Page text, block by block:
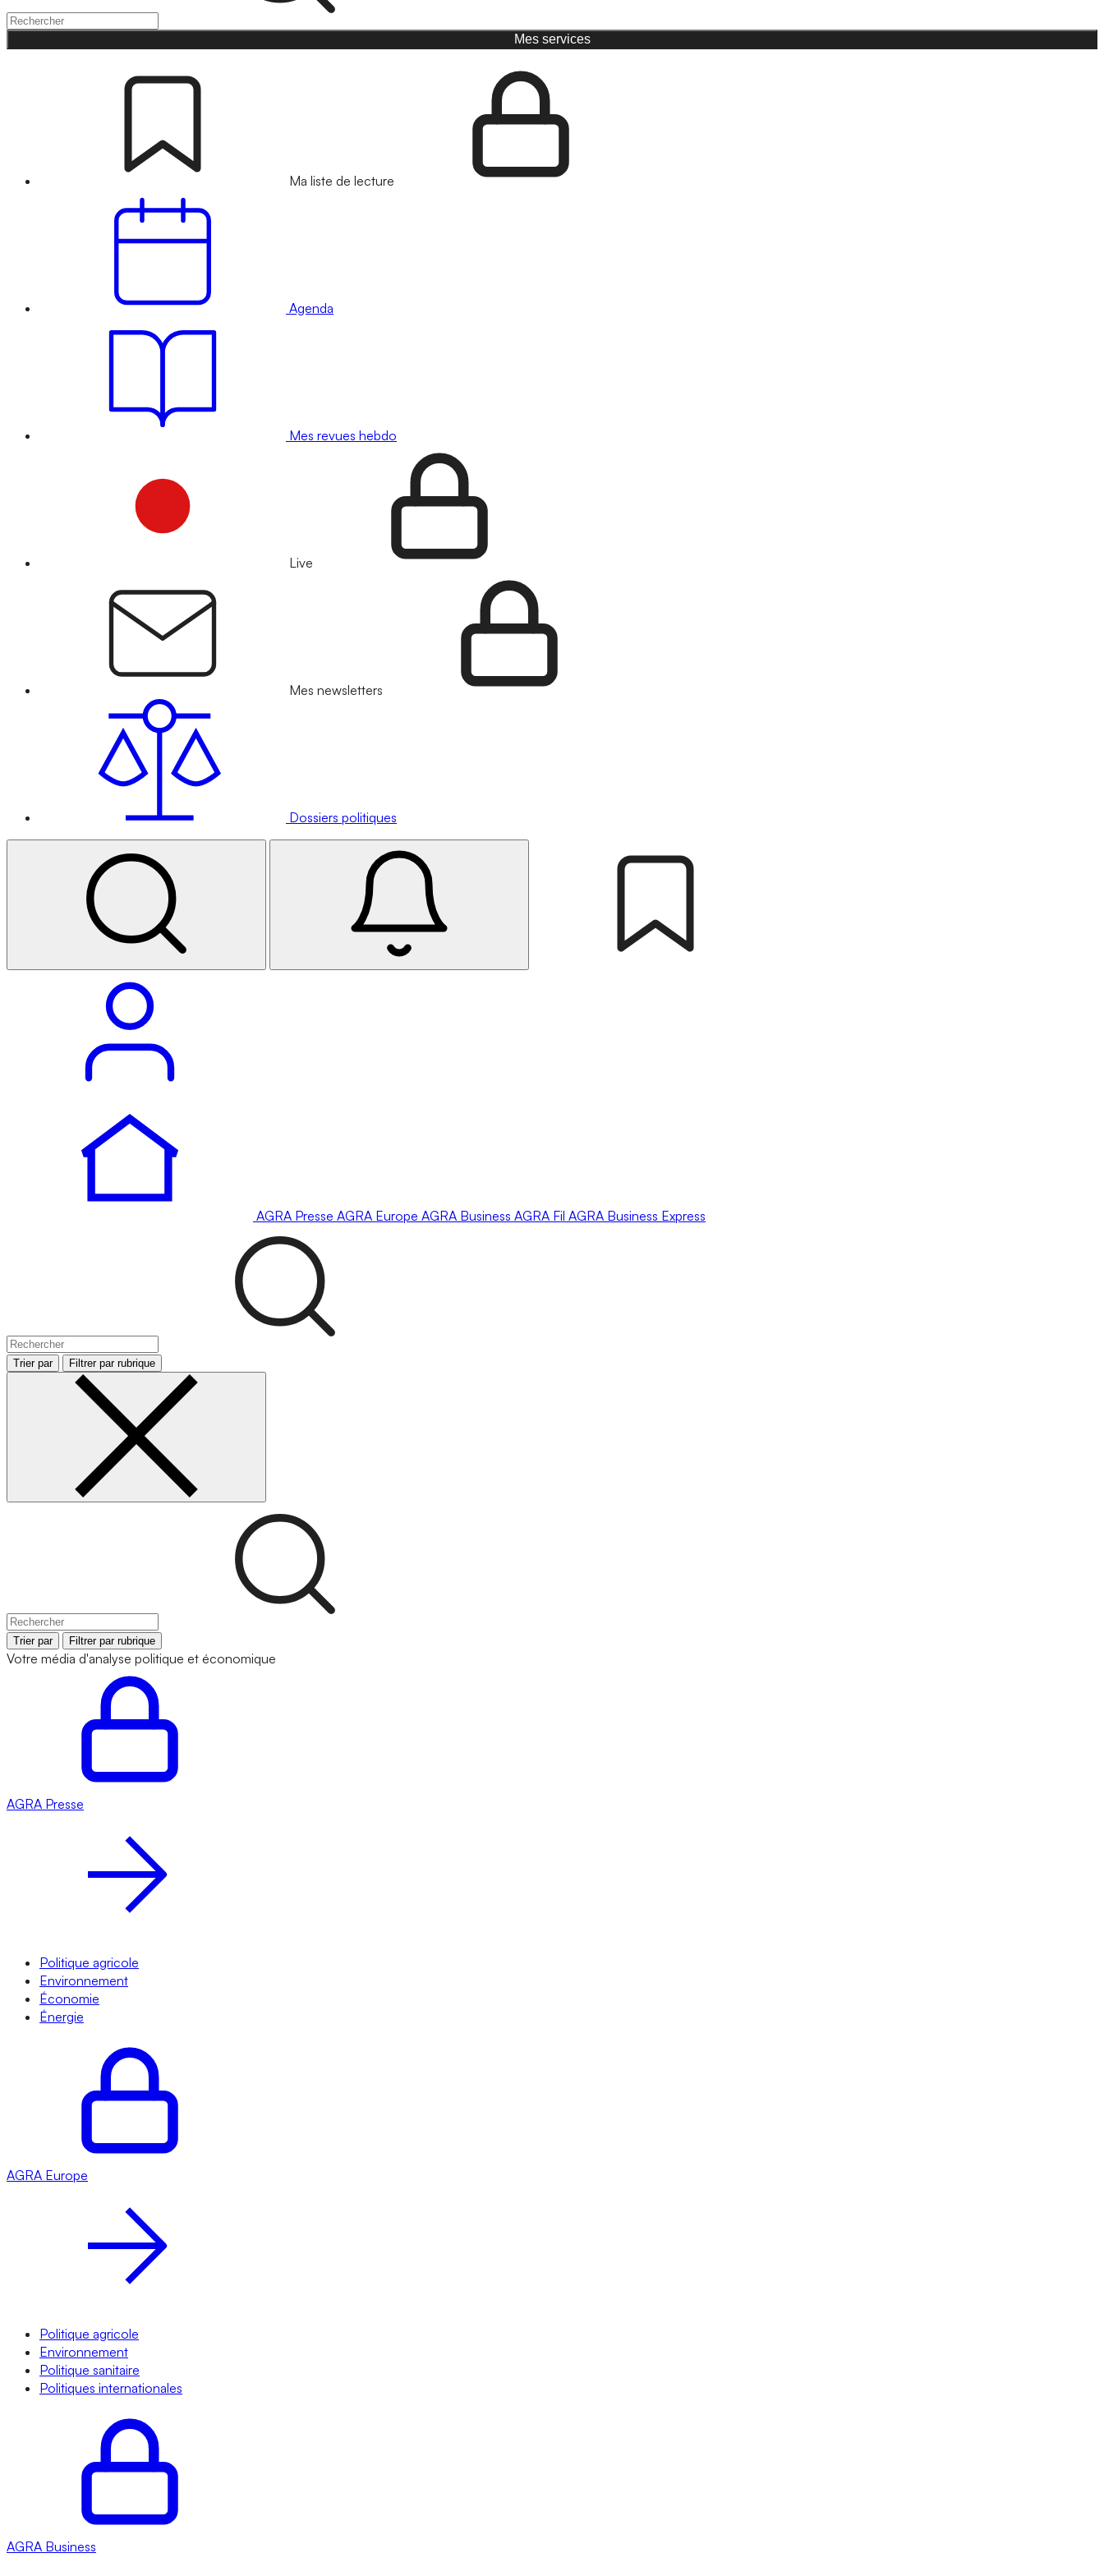
Mes services
Ma liste de lecture
Agenda
Mes revues hebdo
Live
Mes newsletters
Dossiers politiques
AGRA Presse AGRA Europe AGRA Business AGRA Fil AGRA Business Express
Trier par Filtrer par rubrique
Trier par Filtrer par rubrique
Votre média d'analyse politique et économique
AGRA Presse
Politique agricole
Environnement
Économie
Énergie
AGRA Europe
Politique agricole
Environnement
Politique sanitaire
Politiques internationales
AGRA Business